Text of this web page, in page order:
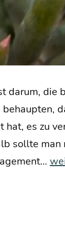
dar­um,
hat, es zu
soll­te man